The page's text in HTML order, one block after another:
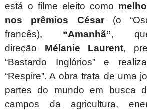
está o filme eleito como
nos prêmios César(o
francês), “Amanhã”,
direção Mélanie Laurent,
“Bastardo Inglórios” e
“Respire”. A obra trata de uma
partes do mundo em busca
campos da agricultura,